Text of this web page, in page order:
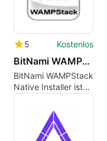
5 Kostenlos
BitNami WAMPStack
BitNami WAMPStack
Native Installer ist
eine einfach zu
installierende
Umgebung zur
Entwicklung und